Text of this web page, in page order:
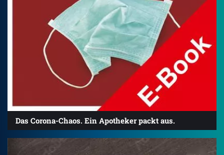
Das Corona-Chaos. Ein Apotheker packt aus.